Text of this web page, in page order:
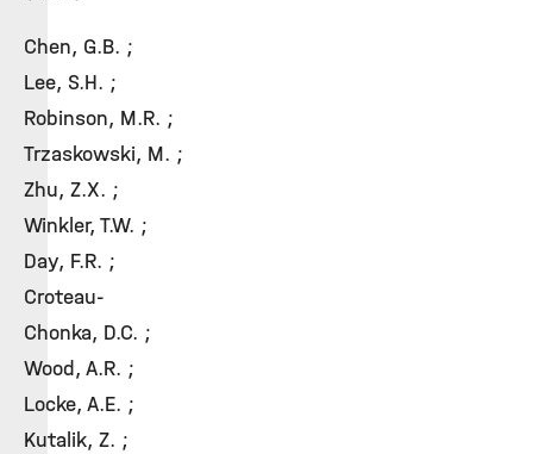
Chen, G.B. ;
Lee, S.H. ;
Robinson, M.R. ;
Trzaskowski, M. ;
Zhu, Z.X. ;
Winkler, T.W. ;
Day, F.R. ;
Croteau-
Chonka, D.C. ;
Wood, A.R. ;
Locke, A.E. ;
Kutalik, Z. ;